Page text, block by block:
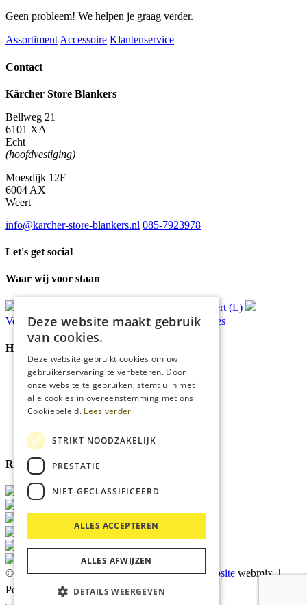
Geen probleem! We helpen je graag verder.
Assortiment Accessoire Klantenservice
Contact
Kärcher Store Blankers
Bellweg 21
6101 XA
Echt
(hoofdvestiging)
Moesdijk 12F
6004 AX
Weert
info@karcher-store-blankers.nl 085-7923978
Let's get social
Waar wij voor staan
Ophalen in Echt of Weert (L)
Verzondenbinnen 48 uur* Persoonlijk advies
Handige Links
Home
Klantenservice
Over ons
Blog
Cookies
Reviewmerk
© 2026 Kärcher Store Blankers |Maatwerk website webmix |
Powered by
Marker Media
Deze website maakt gebruik
van cookies.
Deze website gebruikt cookies om uw
gebruikerservaring te verbeteren. Door
onze website te gebruiken, stemt u in met
alle cookies in overeenstemming met ons
Cookiebeleid. Lees verder
STRIKT NOODZAKELIJK
PRESTATIE
NIET-GECLASSIFICEERD
ALLES ACCEPTEREN
ALLES AFWIJZEN
DETAILS WEERGEVEN